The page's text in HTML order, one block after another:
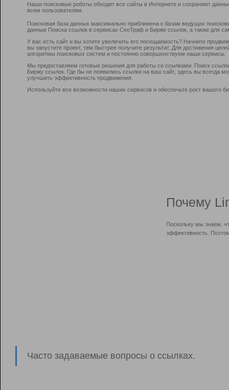
Наши поисковые роботы обходят все сайты в Интернете и сохраняют
всем пользователям.
Поисковая база данных максимально приближена к базам ведущих
данные Поиска ссылок в сервисах СеоТраф и Бирже ссылок, а также для
У вас есть сайт и вы хотите увеличить его посещаемость? Начните
вы запустите проект, тем быстрее получите результат. Для достижения
алгоритмы поисковых систем и постоянно совершенствуем наши сервисы.
Мы предоставляем готовые решения для работы со ссылками: Поиск
Биржу ссылок. Где бы не появились ссылки на ваш сайт, здесь вы всегда
улучшить эффективность продвижения.
Используйте все возможности наших сервисов и обеспечьте рост вашего
Почему
Поскольку мы знаем,
эффективность.
Часто задаваемые вопросы о ссылках.